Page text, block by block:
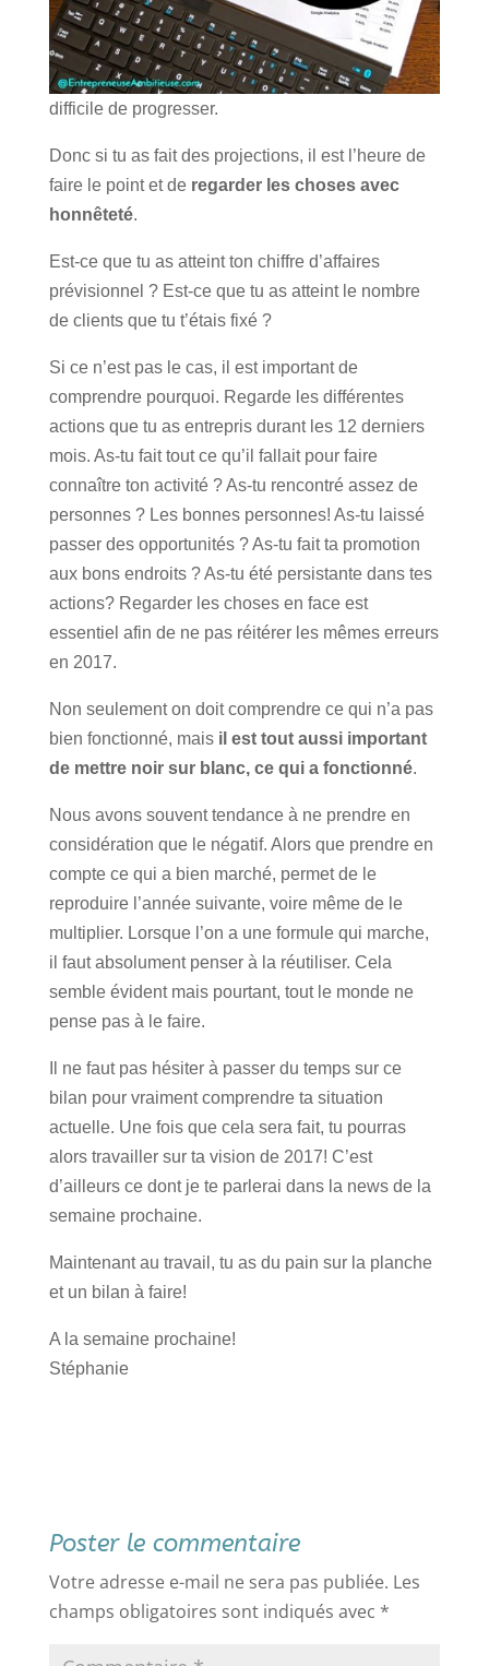
difficile de progresser.
Donc si tu as fait des projections, il est l’heure de
faire le point et deregarder les choses avec
honnêteté.
Est-ce que tu as atteint ton chiffre d’affaires
prévisionnel ? Est-ce que tu as atteint le nombre
de clients que tu t’étais fixé ?
Si ce n’est pas le cas, il est important de
comprendre pourquoi. Regarde les différentes
actions que tu as entrepris durant les 12 derniers
mois. As-tu fait tout ce qu’il fallait pour faire
connaître ton activité ? As-tu rencontré assez de
personnes ? Les bonnes personnes! As-tu laissé
passer des opportunités ? As-tu fait ta promotion
aux bons endroits ? As-tu été persistante dans tes
actions? Regarder les choses en face est
essentiel afin de ne pas réitérer les mêmes erreurs
en 2017.
Non seulement on doit comprendre ce qui n’a pas
bien fonctionné, maisil est tout aussi important
de mettre noir sur blanc, ce qui a fonctionné.
Nous avons souvent tendance à ne prendre en
considération que le négatif. Alors que prendre en
compte ce qui a bien marché, permet de le
reproduire l’année suivante, voire même de le
multiplier. Lorsque l’on a une formule qui marche,
il faut absolument penser à la réutiliser. Cela
semble évident mais pourtant, tout le monde ne
pense pas à le faire.
Il ne faut pas hésiter à passer du temps sur ce
bilan pour vraiment comprendre ta situation
actuelle. Une fois que cela sera fait, tu pourras
alors travailler sur ta vision de 2017! C’est
d’ailleurs ce dont je te parlerai dans la news de la
semaine prochaine.
Maintenant au travail, tu as du pain sur la planche
et un bilan à faire!
A la semaine prochaine!
Stéphanie
Poster le commentaire
Votre adresse e-mail ne sera pas publiée. Les
champs obligatoires sont indiqués avec *